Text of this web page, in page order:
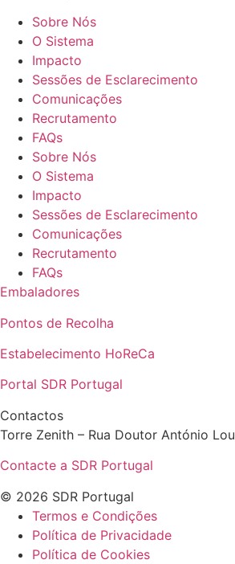
Sobre Nós
O Sistema
Impacto
Sessões de Esclarecimento
Comunicações
Recrutamento
FAQs
Sobre Nós
O Sistema
Impacto
Sessões de Esclarecimento
Comunicações
Recrutamento
FAQs
Embaladores
Pontos de Recolha
Estabelecimento HoReCa
Portal SDR Portugal
Contactos
Torre Zenith – Rua Doutor António
Contacte a SDR Portugal
© 2026 SDR Portugal
Termos e Condições
Política de Privacidade
Política de Cookies